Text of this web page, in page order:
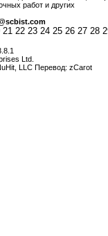
работ и других
21 22 23 24 25 26 27 28
Ltd.
LLC Перевод: zCarot